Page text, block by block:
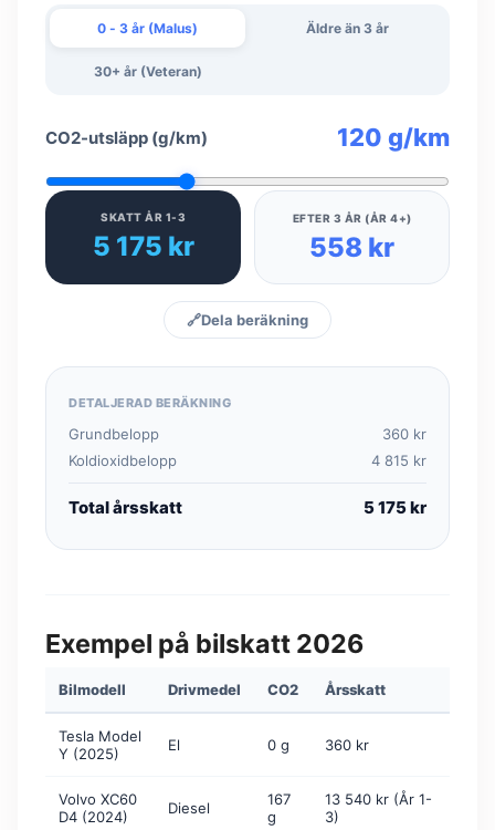
0 - 3 år (Malus) Äldre än 3 år
30+ år (Veteran)
CO2-utsläpp (g/km) 120 g/km
SKATT ÅR 1-3
5 175 kr
EFTER 3 ÅR (ÅR 4+)
558 kr
🔗Dela beräkning
DETALJERAD BERÄKNING
Grundbelopp
360 kr
Koldioxidbelopp
4 815 kr
Total årsskatt 5 175 kr
Exempel på bilskatt 2026
Bilmodell Drivmedel CO2 Årsskatt
Tesla Model
Y (2025)
El 0 g 360 kr
Volvo XC60
D4 (2024)
Diesel
167
g
13 540 kr (År 1-
3)